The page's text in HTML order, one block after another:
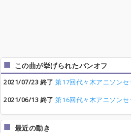
この曲が挙げられたバンオフ
2021/07/23 終了 第17回代々木アニソンセ
2021/06/13 終了 第16回代々木アニソン
最近の動き